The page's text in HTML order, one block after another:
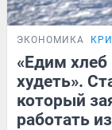
ЭКОНОМИКА
«Едим хлеб
худеть».
который
работать